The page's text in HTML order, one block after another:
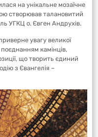
на унікальне мозаїчне
створював талановитий
УГКЦ о. Євген Андрухів.
увагу великої
камінців,
що творить єдиний
з Євангелія –